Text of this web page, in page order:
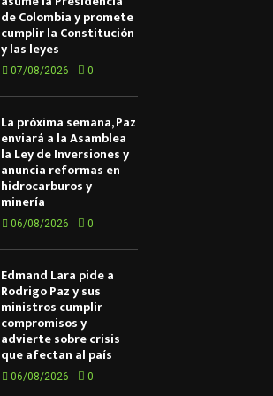
de Colombia y promete
cumplir la Constitución
y las leyes
07/08/2026 0
La próxima semana, Paz
enviará a la Asamblea
la Ley de Inversiones y
anuncia reformas en
hidrocarburos y
minería
06/08/2026 0
Edmand Lara pide a
Rodrigo Paz y sus
ministros cumplir
compromisos y
advierte sobre crisis
que afectan al país
06/08/2026 0